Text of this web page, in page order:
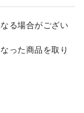
る場合がござい
った商品を取り